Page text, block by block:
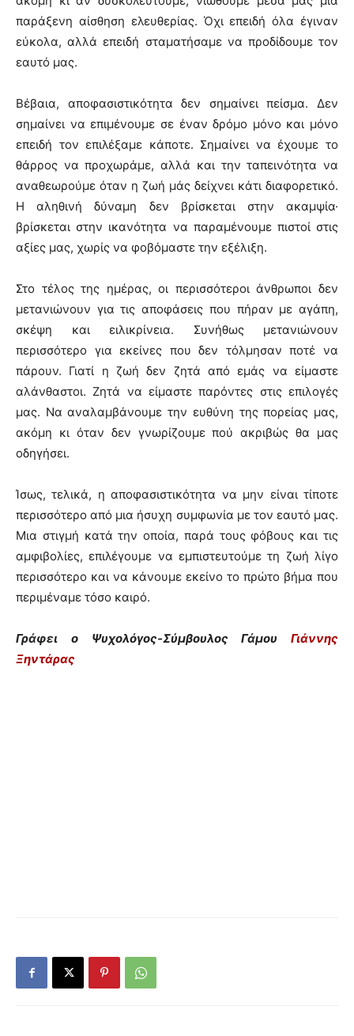
παράξενη αίσθηση ελευθερίας. Όχι επειδή όλα έγιναν
εύκολα, αλλά επειδή σταματήσαμε να προδίδουμε τον
εαυτό μας.
Βέβαια, αποφασιστικότητα δεν σημαίνει πείσμα. Δεν
σημαίνει να επιμένουμε σε έναν δρόμο μόνο και μόνο
επειδή τον επιλέξαμε κάποτε. Σημαίνει να έχουμε το
θάρρος να προχωράμε, αλλά και την ταπεινότητα να
αναθεωρούμε όταν η ζωή μάς δείχνει κάτι διαφορετικό.
Η αληθινή δύναμη δεν βρίσκεται στην ακαμψία·
βρίσκεται στην ικανότητα να παραμένουμε πιστοί στις
αξίες μας, χωρίς να φοβόμαστε την εξέλιξη.
Στο τέλος της ημέρας, οι περισσότεροι άνθρωποι δεν
μετανιώνουν για τις αποφάσεις που πήραν με αγάπη,
σκέψη και ειλικρίνεια. Συνήθως μετανιώνουν
περισσότερο για εκείνες που δεν τόλμησαν ποτέ να
πάρουν. Γιατί η ζωή δεν ζητά από εμάς να είμαστε
αλάνθαστοι. Ζητά να είμαστε παρόντες στις επιλογές
μας. Να αναλαμβάνουμε την ευθύνη της πορείας μας,
ακόμη κι όταν δεν γνωρίζουμε πού ακριβώς θα μας
οδηγήσει.
Ίσως, τελικά, η αποφασιστικότητα να μην είναι τίποτε
περισσότερο από μια ήσυχη συμφωνία με τον εαυτό μας.
Μια στιγμή κατά την οποία, παρά τους φόβους και τις
αμφιβολίες, επιλέγουμε να εμπιστευτούμε τη ζωή λίγο
περισσότερο και να κάνουμε εκείνο το πρώτο βήμα που
περιμέναμε τόσο καιρό.
Γράφει ο Ψυχολόγος-Σύμβουλος Γάμου Γιάννης
Ξηντάρας